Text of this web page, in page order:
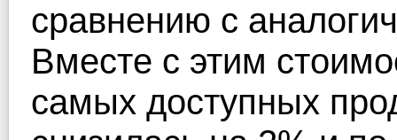
сравнению с
Вместе с этим
самых доступных